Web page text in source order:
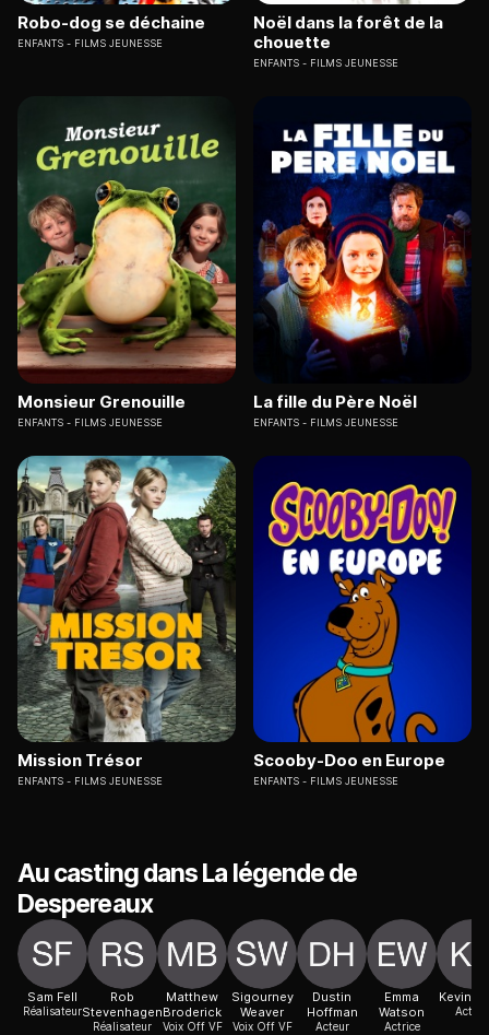
Robo-dog se déchaine
ENFANTS FILMS JEUNESSE
Noël dans la forêt de la
chouette
ENFANTS FILMS JEUNESSE
Monsieur Grenouille
ENFANTS FILMS JEUNESSE
La fille du Père Noël
ENFANTS FILMS JEUNESSE
Mission Trésor
ENFANTS FILMS JEUNESSE
Scooby-Doo en Europe
ENFANTS FILMS JEUNESSE
Au casting dans La légende de
Despereaux
Sam Fell
Réalisateur
Rob
Stevenhagen
Réalisateur
Matthew
Broderick
Voix Off VF
Sigourney
Weaver
Voix Off VF
Dustin
Hoffman
Acteur
Emma
Watson
Actrice
Kevin
Acteur